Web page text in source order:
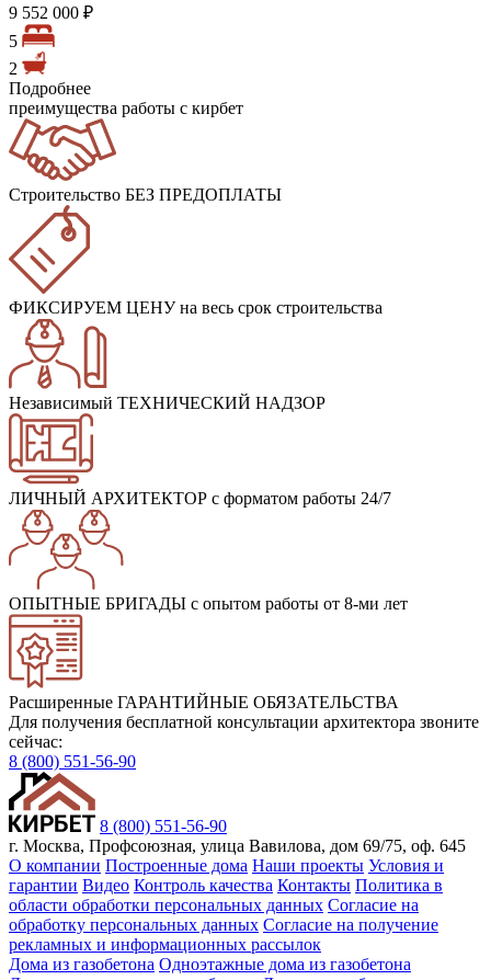
9 552 000 ₽
5
2
Подробнее
преимущества работы с кирбет
Строительство БЕЗ ПРЕДОПЛАТЫ
ФИКСИРУЕМ ЦЕНУна весь срок строительства
Независимый ТЕХНИЧЕСКИЙ НАДЗОР
ЛИЧНЫЙ АРХИТЕКТОР с форматом работы 24/7
ОПЫТНЫЕ БРИГАДЫ с опытом работы от 8-ми лет
Расширенные ГАРАНТИЙНЫЕ ОБЯЗАТЕЛЬСТВА
Для получения бесплатной консультации архитектора звоните
сейчас:
8 (800) 551-56-90
8 (800) 551-56-90
г. Москва, Профсоюзная, улица Вавилова, дом 69/75, оф. 645
О компании Построенные дома Наши проекты Условия и
гарантии Видео Контроль качества Контакты Политика в
области обработки персональных данных Согласие на
обработку персональных данных Согласие на получение
рекламных и информационных рассылок
Дома из газобетона Одноэтажные дома из газобетона